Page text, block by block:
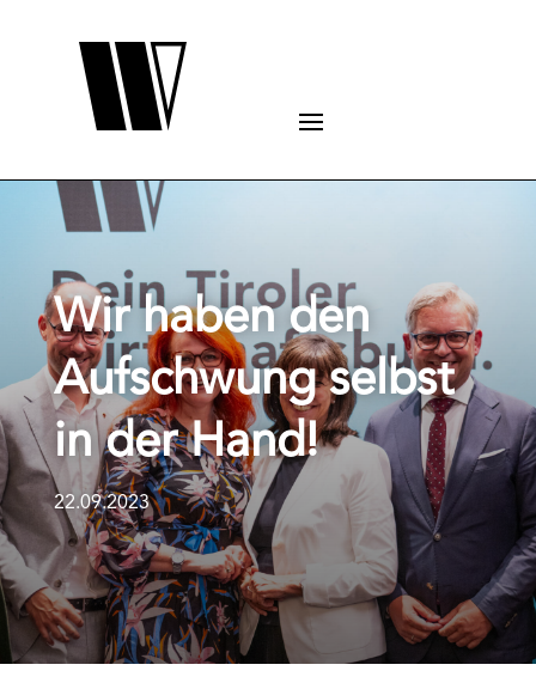
Wir haben den
Aufschwung selbst
in der Hand!
22.09.2023